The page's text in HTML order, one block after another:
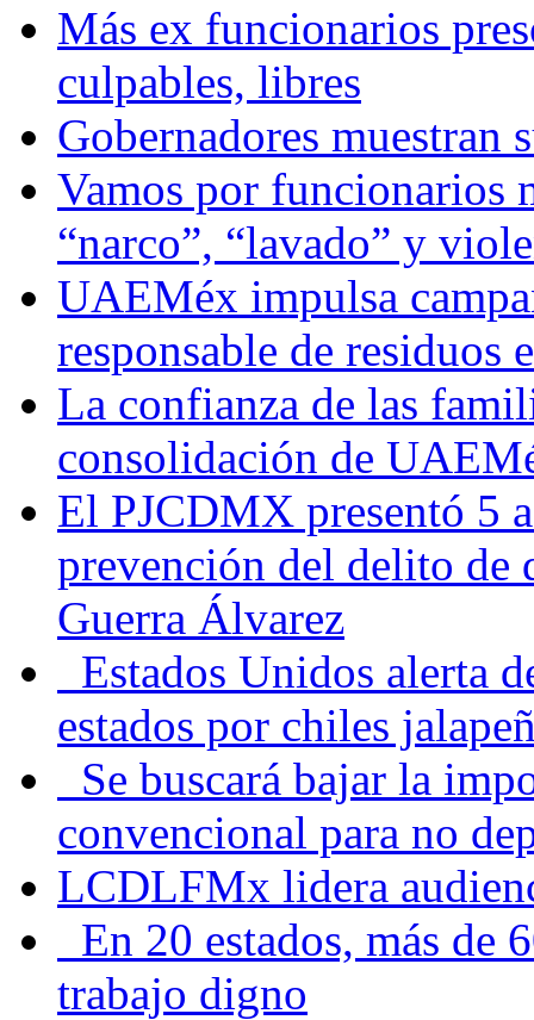
Más ex funcionarios
culpables, libres
Gobernadores muestran
Vamos por funcionarios
“narco”, “lavado” y
UAEMéx impulsa
responsable de residuos
La confianza de las
consolidación de
El PJCDMX presentó 5
prevención del delito de
Guerra Álvarez
Estados Unidos alerta
estados por chiles
Se buscará bajar la
convencional para no
LCDLFMx lidera
En 20 estados, más de
trabajo digno